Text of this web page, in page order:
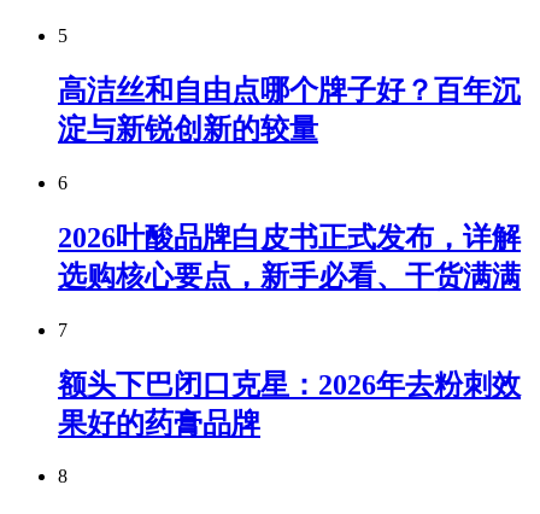
5
高洁丝和自由点哪个牌子好？百年沉
淀与新锐创新的较量
6
2026叶酸品牌白皮书正式发布，详解
选购核心要点，新手必看、干货满满
7
额头下巴闭口克星：2026年去粉刺效
果好的药膏品牌
8